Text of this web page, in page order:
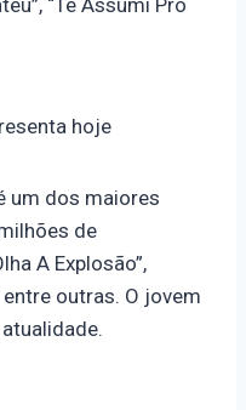
hoje
um dos maiores
de
A Explosão”,
entre outras. O jovem